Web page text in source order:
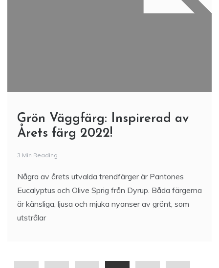
Grön Väggfärg: Inspirerad av
Årets färg 2022!
3 Min Reading
Några av årets utvalda trendfärger är Pantones
Eucalyptus och Olive Sprig från Dyrup. Båda färgerna
är känsliga, ljusa och mjuka nyanser av grönt, som
utstrålar